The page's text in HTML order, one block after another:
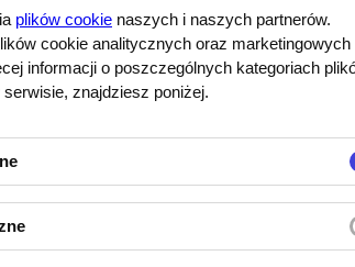
elastyczność
kanale,
wysokotonowej
plików cookie naszych i naszych partnerów.
cookie analitycznych oraz marketingowych
informacji o poszczególnych kategoriach
znajdziesz poniżej.